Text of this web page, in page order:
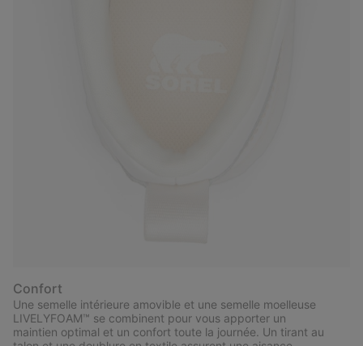
Confort
Une semelle intérieure amovible et une semelle moelleuse
LIVELYFOAM™ se combinent pour vous apporter un
maintien optimal et un confort toute la journée. Un tirant au